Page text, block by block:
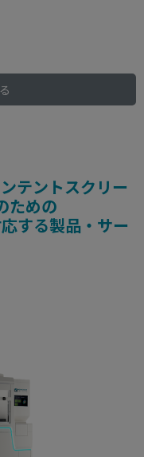
テントスクリー
ための
する製品・サー